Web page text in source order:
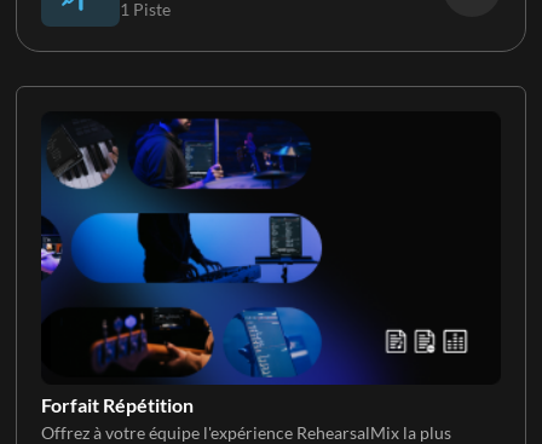
1 Piste
Forfait Répétition
Offrez à votre équipe l'expérience RehearsalMix la plus